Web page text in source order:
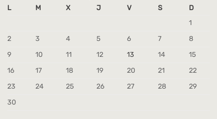
L M X J V S
D
1
2
3 4 5 6 7
8
9
10 11 12 13 14
15
16
17 18 19 20 21
22
23
24 25 26 27 28
29
30